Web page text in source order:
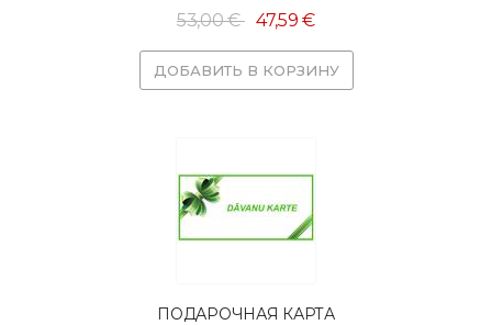
53,00 € 47,59 €
ДОБАВИТЬ В КОРЗИНУ
ПОДАРОЧНАЯ КАРТА